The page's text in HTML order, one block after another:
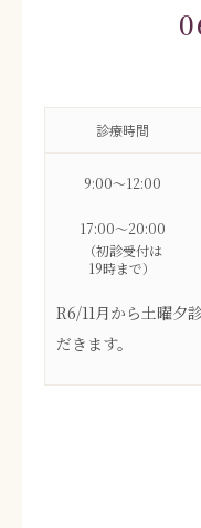
診療時間
9:00～12:00
17:00～20:00
（初診受付は
19時まで）
R6/11月から土曜夕
だきます。